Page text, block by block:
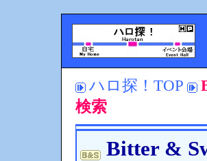
ハロ探！TOP
検索
Bitter &